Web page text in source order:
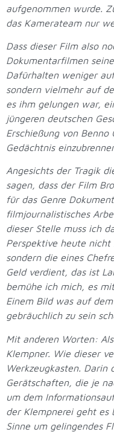
aufgenommen wurde.
das Kamerateam nur
Dass dieser Film also
Dokumentarfilmen
Dafürhalten weniger
sondern vielmehr auf
es ihm gelungen war,
jüngeren deutschen
Erschießung von
Gedächtnis
Angesichts der Tragik
sagen, dass der Film
für das Genre
filmjournalistisches
dieser Stelle muss ich
Perspektive heute nicht
sondern die eines
Geld verdient, das ist
bemühe ich mich, es
Einem Bild was auf
gebräuchlich zu sein
Mit anderen Worten:
Klempner. Wie dieser
Werkzeugkasten. Darin
Gerätschaften, die je
um dem
der Klempnerei geht es
Sinne um gelingendes